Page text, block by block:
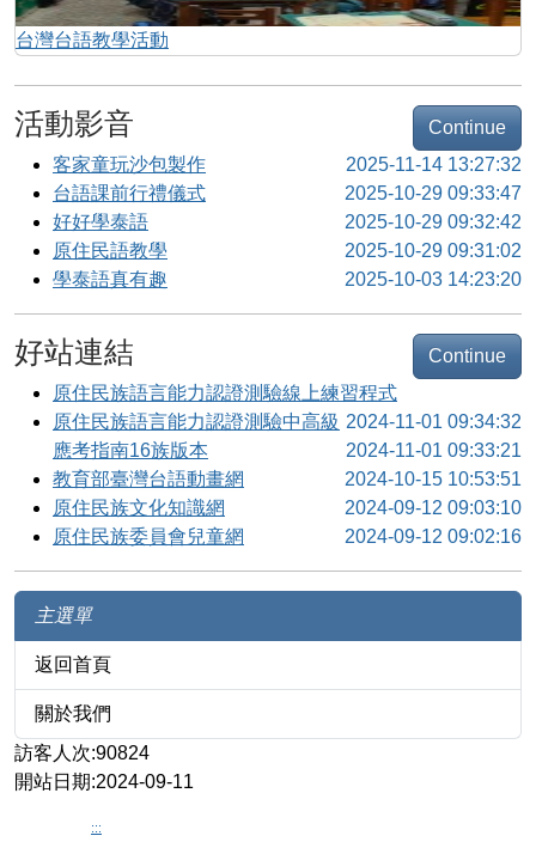
台灣台語教學活動
活動影音
Continue
客家童玩沙包製作
2025-11-14 13:27:32
台語課前行禮儀式
2025-10-29 09:33:47
好好學泰語
2025-10-29 09:32:42
原住民語教學
2025-10-29 09:31:02
學泰語真有趣
2025-10-03 14:23:20
好站連結
Continue
原住民族語言能力認證測驗線上練習程式
2024-11-01 09:34:32
原住民族語言能力認證測驗中高級
應考指南16族版本
2024-11-01 09:33:21
教育部臺灣台語動畫網
2024-10-15 10:53:51
原住民族文化知識網
2024-09-12 09:03:10
原住民族委員會兒童網
2024-09-12 09:02:16
主選單
返回首頁
關於我們
訪客人次:90824
開站日期:2024-09-11
:::